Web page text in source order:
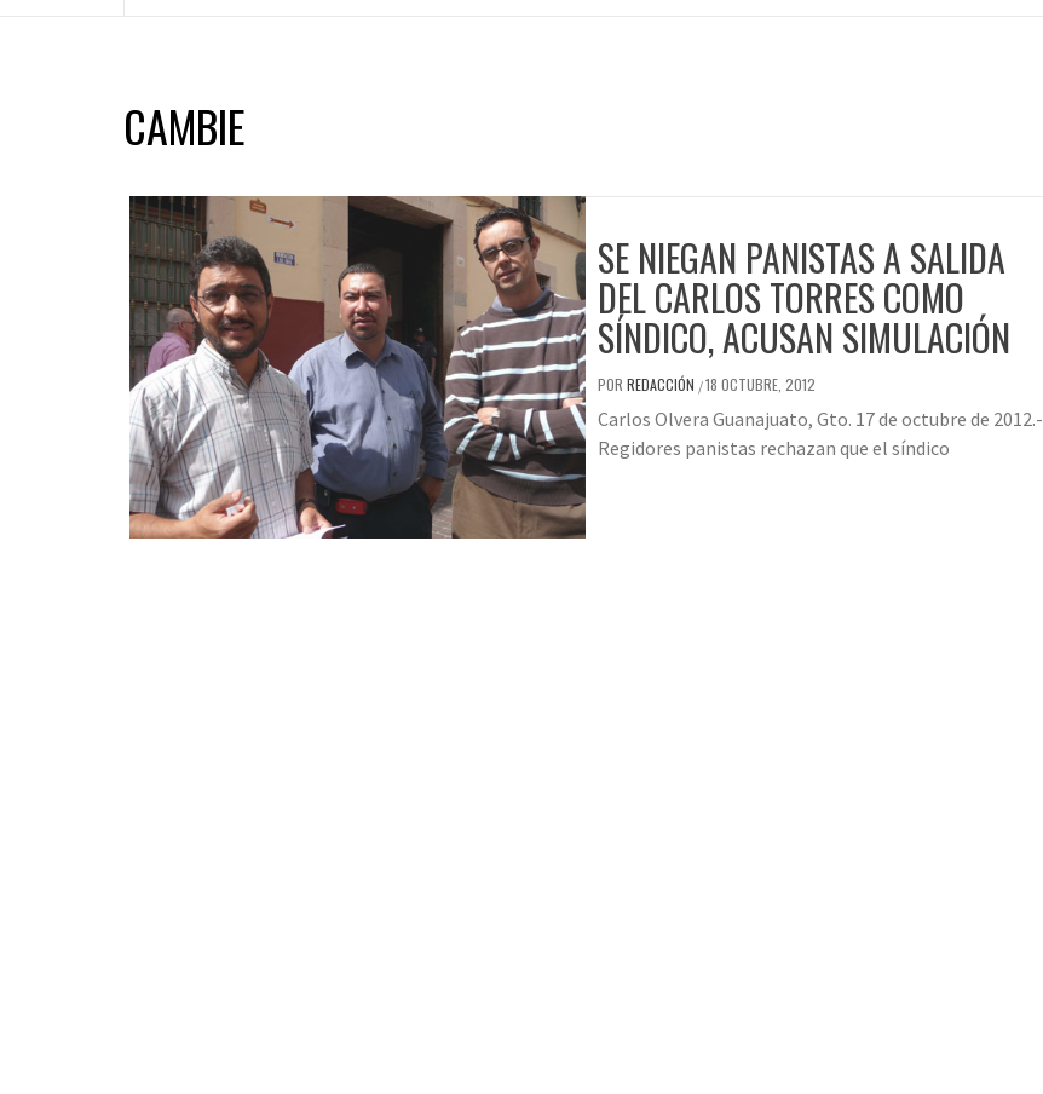
CAMBIE
SE NIEGAN PANISTAS A SALIDA
DEL CARLOS TORRES COMO
SÍNDICO, ACUSAN SIMULACIÓN
POR REDACCIÓN /18 OCTUBRE, 2012
Carlos Olvera Guanajuato, Gto. 17 de octubre de 2012.-
Regidores panistas rechazan que el síndico